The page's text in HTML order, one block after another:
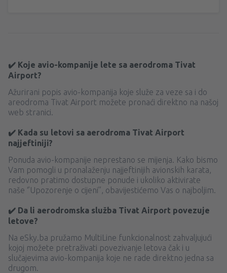
✔️ Koje avio-kompanije lete sa aerodroma Tivat
Airport?
Ažurirani popis avio-kompanija koje služe za veze sa i do
areodroma Tivat Airport možete pronaći direktno na našoj
web stranici.
✔️ Kada su letovi sa aerodroma Tivat Airport
najjeftiniji?
Ponuda avio-kompanije neprestano se mijenja. Kako bismo
Vam pomogli u pronalaženju najjeftinijih avionskih karata,
redovno pratimo dostupne ponude i ukoliko aktivirate
naše ‘’Upozorenje o cijeni’’, obavijestićemo Vas o najboljim.
✔️ Da li aerodromska služba Tivat Airport povezuje
letove?
Na eSky.ba pružamo MultiLine funkcionalnost zahvaljujući
kojoj možete pretraživati ​​povezivanje letova čak i u
slučajevima avio-kompanija koje ne rade direktno jedna sa
drugom.